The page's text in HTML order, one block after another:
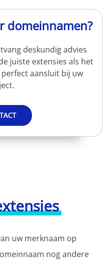
domeinnamen?
deskundig advies
juiste extensies als het
aansluit bij uw
uw merknaam op
nog andere